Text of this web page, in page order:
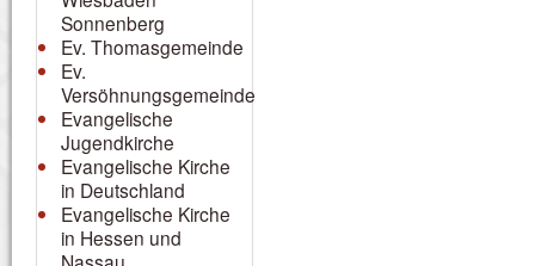
Sonnenberg
Ev. Thomasgemeinde
Ev.
Versöhnungsgemeinde
Evangelische
Jugendkirche
Evangelische Kirche
in Deutschland
Evangelische Kirche
in Hessen und